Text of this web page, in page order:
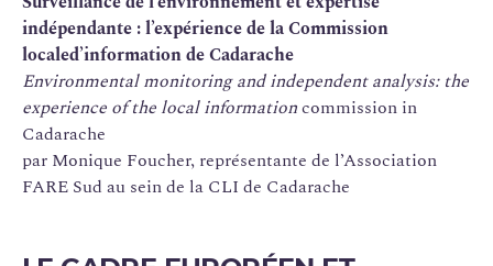
indépendante : l’expérience de la Commission
localed’information de Cadarache
Environmental monitoring and independent analysis: the
experience of the local informationcommission in
Cadarache
par Monique Foucher, représentante de l’Association
FARE Sud au sein de la CLI de Cadarache